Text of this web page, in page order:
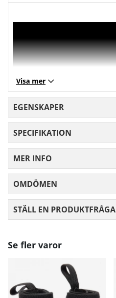
Visa mer
EGENSKAPER
SPECIFIKATION
MER INFO
OMDÖMEN
STÄLL EN PRODUKTFRÅGA
Se fler varor